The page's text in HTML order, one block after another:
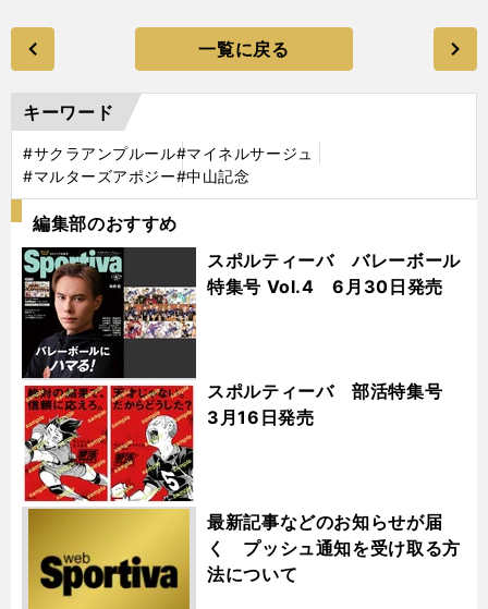
一覧に戻る
キーワード
#サクラアンプルール#マイネルサージュ
#マルターズアポジー#中山記念
編集部のおすすめ
スポルティーバ バレーボール
特集号 Vol.4 6月30日発売
スポルティーバ 部活特集号
3月16日発売
最新記事などのお知らせが届
く プッシュ通知を受け取る方
法について